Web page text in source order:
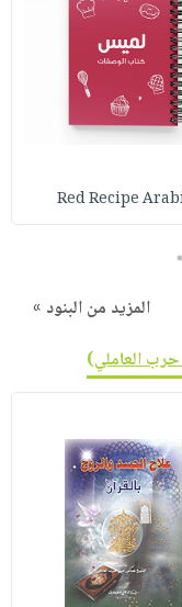
Red Recipe
5
المزيد من البنود »
العاملي)